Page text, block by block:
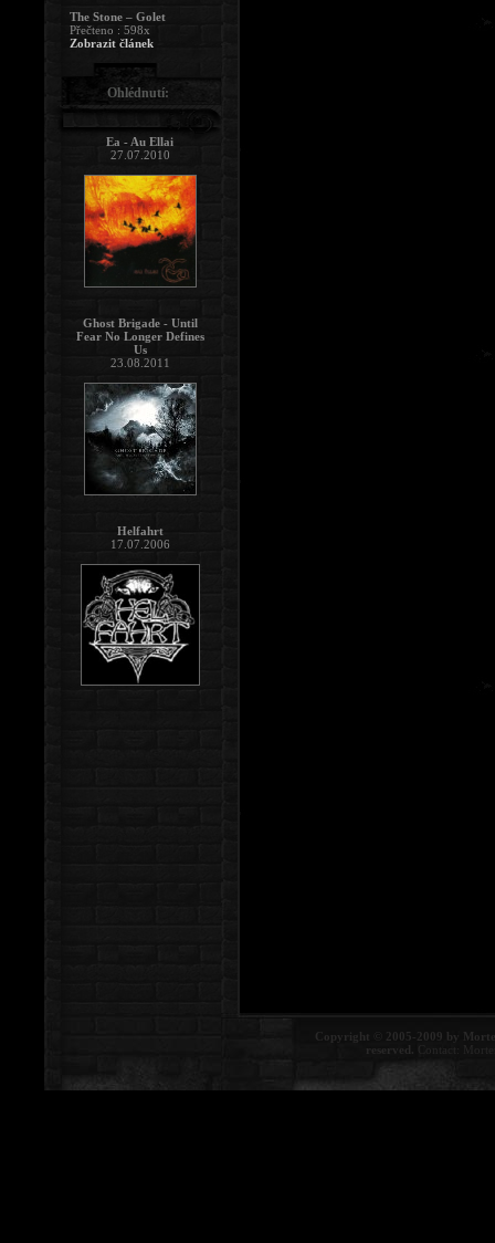
Copyright © 2005-2009 by
reserved. Contact:
The Stone – Golet
Přečteno : 598x
Zobrazit článek
Ohlédnutí:
Ea - Au Ellai
27.07.2010
Ghost Brigade - Until
Fear No Longer Defines
Us
23.08.2011
Helfahrt
17.07.2006